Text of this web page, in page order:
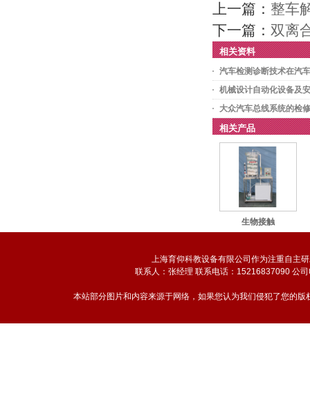
上一篇：整车
下一篇： 双离
相关资料
汽车检测诊断技术在汽
机械设计自动化设备及
大众汽车总线系统的检
相关产品
生物接触
上海育仰科教设备有限公司作为注重自主
联系人：张经理 联系电话：15216837090 公
本站部分图片和内容来源于网络，如果您认为我们侵犯了您的